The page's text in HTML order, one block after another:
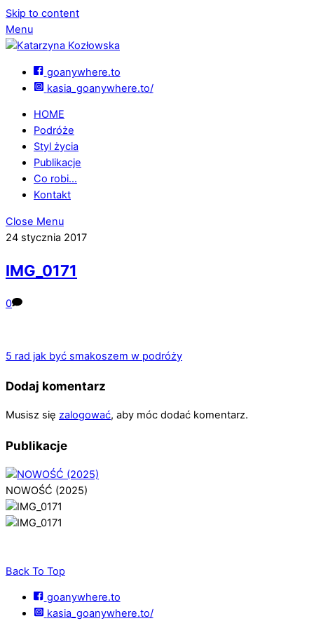
Skip to content
Menu
goanywhere.to
kasia_goanywhere.to/
HOME
Podróże
Styl życia
Publikacje
Co robi…
Kontakt
Close Menu
24 stycznia 2017
IMG_0171
0
5 rad jak być smakoszem w podróży
Dodaj komentarz
Musisz się zalogować, aby móc dodać komentarz.
Publikacje
NOWOŚĆ (2025)
Back To Top
goanywhere.to
kasia_goanywhere.to/